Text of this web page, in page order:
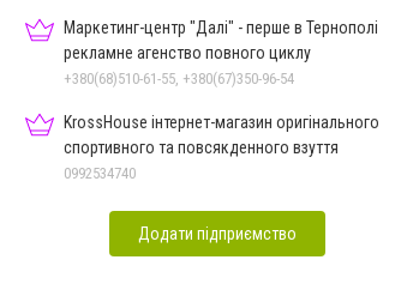
Маркетинг-центр "Далі" - перше в Тернополі
рекламне агенство повного циклу
+380(68)510-61-55, +380(67)350-96-54
KrossHouse інтернет-магазин оригінального
спортивного та повсякденного взуття
0992534740
Додати підприємство